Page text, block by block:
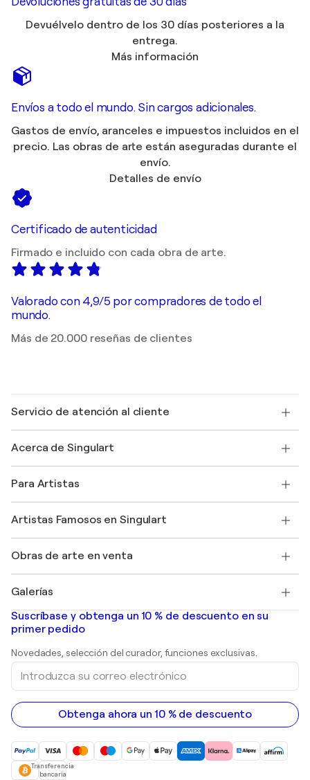
Devuélvelo dentro de los 30 días posteriores a la
entrega.
Más información
Envíos a todo el mundo. Sin cargos adicionales.
Gastos de envío, aranceles e impuestos incluidos en el
precio. Las obras de arte están aseguradas durante el
envío.
Detalles de envío
Certificado de autenticidad
Firmado e incluido con cada obra de arte.
Valorado con 4,9/5 por compradores de todo el
mundo.
Más de 20.000 reseñas de clientes
Servicio de atención al cliente
Envío
Ofrecer una tarjeta regalo
Unirse a nuestro programa comercial
Mi cuenta
Protección al comprador
+34 911 23 97 81
Acerca de Singulart
faq
Revista Singulart
Empleos
Descubre arte original seleccionado
Para Artistas
Inicie sesión como Artista
Artistas Famosos en Singulart
Marc Chagall
Banksy
Mr. Brainwash
Shepard Fairey
Obras de arte en venta
Pinturas abstractas en venta
pinturas de paisajes
Huellas dactilares
pinturas acrílicas
Galerías
Galerías de arte en España
Suscríbase y obtenga un 10 % de descuento en su
primer pedido
Novedades, selección del curador, funciones exclusivas.
Introduzca
correo
electrónico
Obtenga ahora un 10 % de descuento
Transferencia
bancaria